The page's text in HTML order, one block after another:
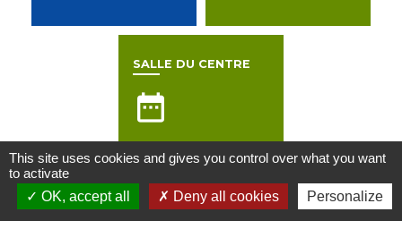
SALLE DU CENTRE
date_range
Contactez nous
This site uses cookies and gives you control over what you want
to activate
OK, accept all
Deny all cookies Personalize